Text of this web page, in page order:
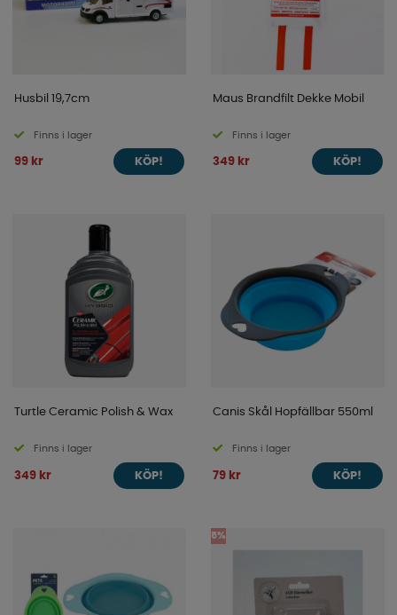
Husbil 19,7cm
Finns i lager
99 kr KÖP!
Maus Brandfilt Dekke Mobil
Finns i lager
349 kr KÖP!
Turtle Ceramic Polish & Wax
Finns i lager
349 kr KÖP!
Canis Skål Hopfällbar 550ml
Finns i lager
79 kr KÖP!
5%